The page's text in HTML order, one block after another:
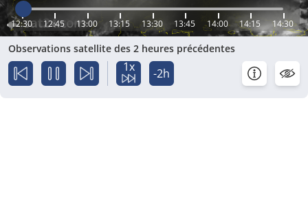
12:30 12:45 13:00 13:15 13:30 13:45 14:00 14:15 14:30
Observations satellite des 2 heures précédentes
1x -2h